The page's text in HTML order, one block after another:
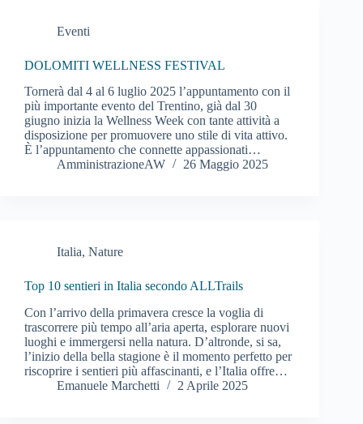
Eventi
DOLOMITI WELLNESS FESTIVAL
Tornerà dal 4 al 6 luglio 2025 l’appuntamento con il
più importante evento del Trentino, già dal 30
giugno inizia la Wellness Week con tante attività a
disposizione per promuovere uno stile di vita attivo.
È l’appuntamento che connette appassionati…
AmministrazioneAW
26 Maggio 2025
Italia, Nature
Top 10 sentieri in Italia secondo ALLTrails
Con l’arrivo della primavera cresce la voglia di
trascorrere più tempo all’aria aperta, esplorare nuovi
luoghi e immergersi nella natura. D’altronde, si sa,
l’inizio della bella stagione è il momento perfetto per
riscoprire i sentieri più affascinanti, e l’Italia offre…
Emanuele Marchetti
2 Aprile 2025